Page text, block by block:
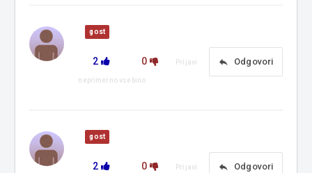
gost
2 0 reply Odgovori
Prijavi
neprimerno vsebino
gost
2 0 reply Odgovori
Prijavi